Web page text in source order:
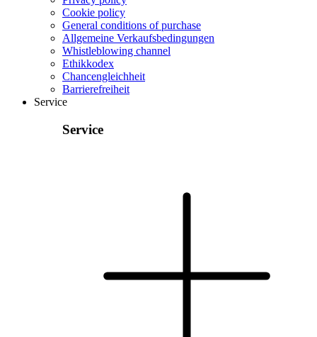
Cookie policy
General conditions of purchase
Allgemeine Verkaufsbedingungen
Whistleblowing channel
Ethikkodex
Chancengleichheit
Barrierefreiheit
Service
Service